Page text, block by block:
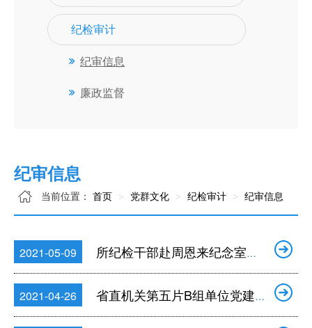
纪检审计
纪审信息
廉政监督
纪审信息
当前位置： 首页 党群文化 纪检审计 纪审信息
2021-05-09 所纪检干部赴周恩来纪念室和朱德纪念室参观学习
2021-04-26 省直机关第五片B组单位党建工作交流会在我所召开